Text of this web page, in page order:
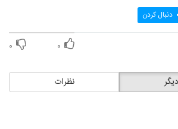
دانلود آهنگ دهناد چالوس (Dehnad
دنبال کردن
۰ ۰
نظرات